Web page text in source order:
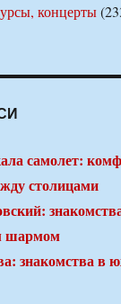
концерты
самолет:
столицами
шармом
знакомства в